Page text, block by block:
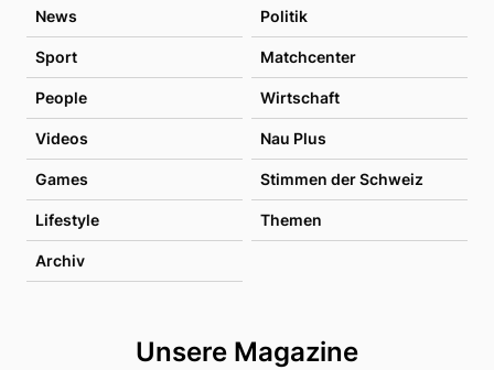
News Politik
Sport Matchcenter
People Wirtschaft
Videos Nau Plus
Games Stimmen der Schweiz
Lifestyle Themen
Archiv
Unsere Magazine